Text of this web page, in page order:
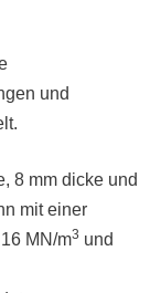
und
8 mm dicke und
mit einer
MN/m3 und